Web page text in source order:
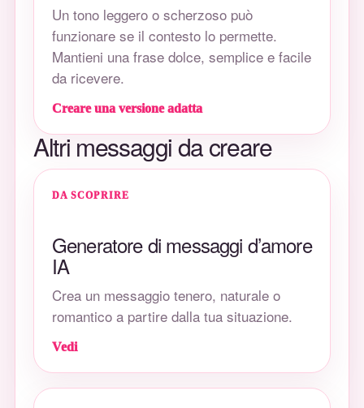
Un tono leggero o scherzoso può
funzionare se il contesto lo permette.
Mantieni una frase dolce, semplice e facile
da ricevere.
Creare una versione adatta
Altri messaggi da creare
DA SCOPRIRE
Generatore di messaggi d’amore
IA
Crea un messaggio tenero, naturale o
romantico a partire dalla tua situazione.
Vedi